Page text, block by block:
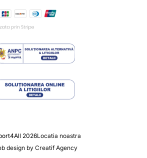
2026Locatia noastra
design by Creatif Agency